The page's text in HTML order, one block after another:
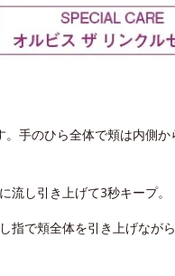
手のひら全体で頬は内側
し引き上げて3秒キープ。
で頬全体を引き上げなが